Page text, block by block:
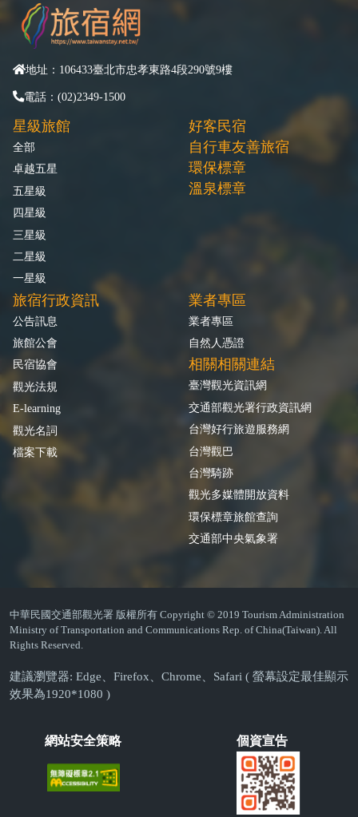
地址：106433臺北市忠孝東路4段290號9樓
電話：(02)2349-1500
星級旅館
全部
卓越五星
五星級
四星級
三星級
二星級
一星級
好客民宿
自行車友善旅宿
環保標章
溫泉標章
旅宿行政資訊
公告訊息
旅館公會
民宿協會
觀光法規
E-learning
觀光名詞
檔案下載
業者專區
業者專區
自然人憑證
相關相關連結
臺灣觀光資訊網
交通部觀光署行政資訊網
台灣好行旅遊服務網
台灣觀巴
台灣騎跡
觀光多媒體開放資料
環保標章旅館查詢
交通部中央氣象署
中華民國交通部觀光署 版權所有 Copyright © 2019 Tourism Administration
Ministry of Transportation and Communications Rep. of China(Taiwan). All
Rights Reserved.
建議瀏覽器: Edge、Firefox、Chrome、Safari ( 螢幕設定最佳顯示
效果為1920*1080 )
網站安全策略 個資宣告